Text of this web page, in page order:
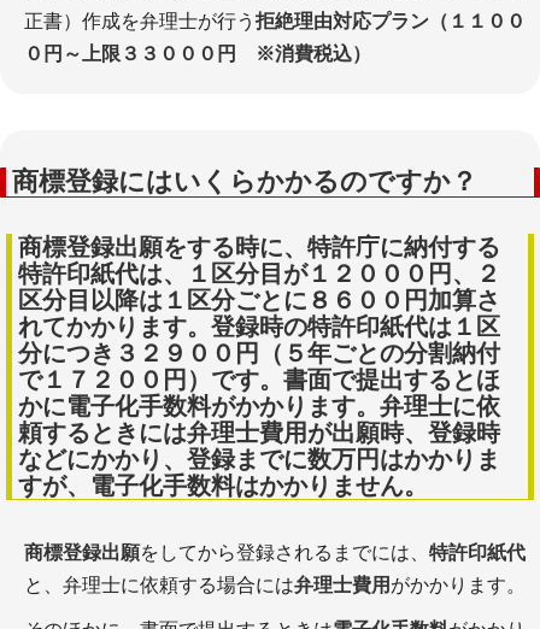
正書）作成を弁理士が行う 拒絶理由対応プラン（１１００
０円～上限３３０００円 ※消費税込）
商標登録にはいくらかかるのですか？
商標登録出願をする時に、特許庁に納付する
特許印紙代は、１区分目が１２０００円、２
区分目以降は１区分ごとに８６００円加算さ
れてかかります。登録時の特許印紙代は１区
分につき３２９００円（５年ごとの分割納付
で１７２００円）です。書面で提出するとほ
かに電子化手数料がかかります。弁理士に依
頼するときには弁理士費用が出願時、登録時
などにかかり、登録までに数万円はかかりま
すが、電子化手数料はかかりません。
商標登録出願をしてから登録されるまでには、 特許印紙代
と、弁理士に依頼する場合には弁理士費用 がかかります。